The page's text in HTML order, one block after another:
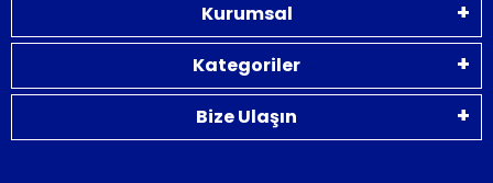
Kurumsal
Kategoriler
Bize Ulaşın